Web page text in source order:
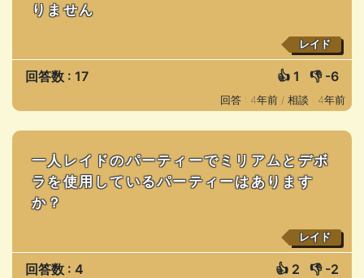
りません
レイド
回答数 : 17 👍 1 👎 -6
回答 : 4年前 / 相談 : 4年前
一人レイドのパーティーでミリアムとデボ
ラを使用しているパーティーはあります
か？
レイド
回答数 : 4 👍 2 👎 -2